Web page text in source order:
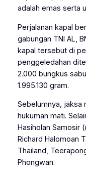
adalah emas serta
Perjalanan kapal
gabungan TNI AL,
kapal tersebut di
penggeledahan
2.000 bungkus
1.995.130 gram.
Sebelumnya, jaksa
hukuman mati.
Hasiholan Samosir
Richard Halomoan
Thailand,
Phongwan.